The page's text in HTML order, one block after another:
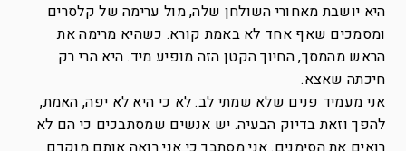
היא יושבת מאחורי השולחן שלה, מול ערימה של קלסרים
ומסמכים שאף אחד לא באמת קורא. כשהיא מרימה את
הראש מהמסך, החיוך הקטן הזה מופיע מיד. היא הרי רק
חיכתה שאצא.
אני מעמיד פנים שלא שמתי לב. לא כי היא לא יפה, האמת,
להפך וזאת בדיוק הבעיה. יש אנשים שמסתבכים כי הם לא